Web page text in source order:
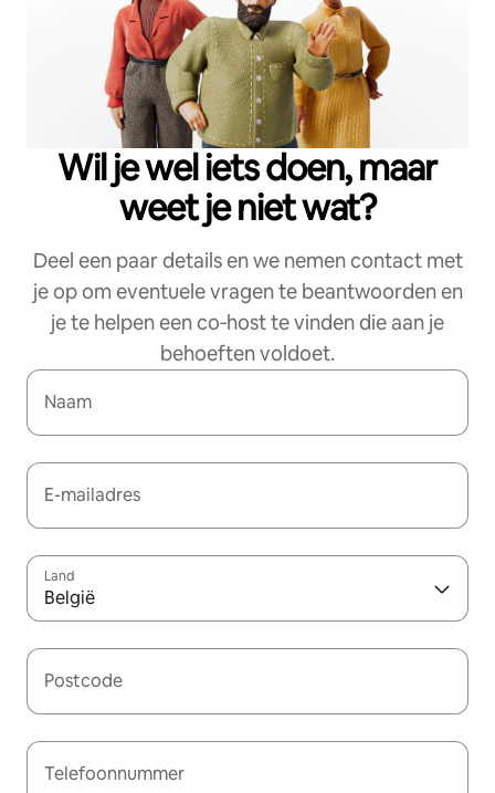
Wil je wel iets doen, maar
weet je niet wat?
Deel een paar details en we nemen contact met
je op om eventuele vragen te beantwoorden en
je te helpen een co‑host te vinden die aan je
behoeften voldoet.
Naam
E-mailadres
Land
België
Postcode
Telefoonnummer